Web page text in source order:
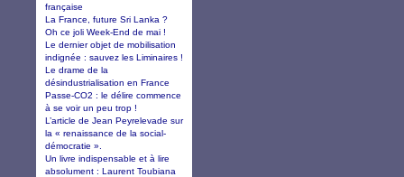
française
La France, future Sri Lanka ?
Oh ce joli Week-End de mai !
Le dernier objet de mobilisation
indignée : sauvez les Liminaires !
Le drame de la
désindustrialisation en France
Passe-CO2 : le délire commence
à se voir un peu trop !
L’article de Jean Peyrelevade sur
la « renaissance de la social-
démocratie ».
Un livre indispensable et à lire
absolument : Laurent Toubiana